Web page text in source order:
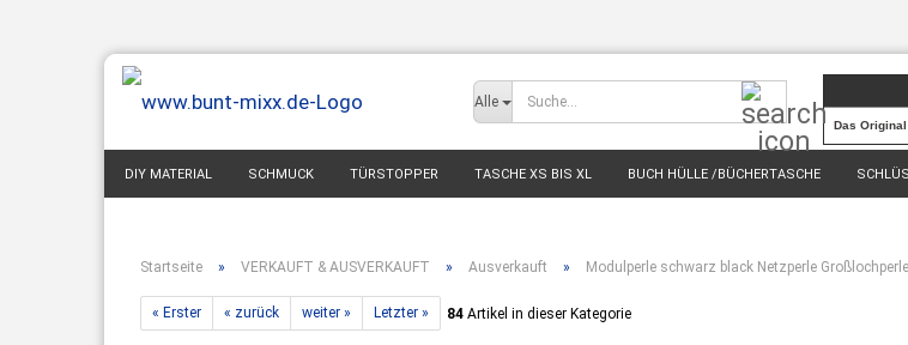
Alle
Das
DIY MATERIAL SCHMUCK TÜRSTOPPER TASCHE XS BIS XL BUCH HÜLLE /BÜCHERTASCHE
Startseite » VERKAUFT & AUSVERKAUFT » Ausverkauft » Modulperle schwarz black Netzperle Großlochperle
« Erster « zurück weiter » Letzter » 84 Artikel in dieser Kategorie